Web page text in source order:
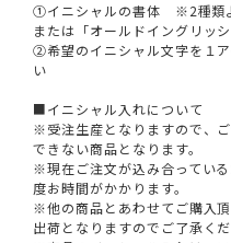
①イニシャルの書体 ※2種類よ
または「オールドイングリッシ
②希望のイニシャル文字を１
い
■イニシャル入れについて
※受注生産となりますので、
できない商品となります。
※現在ご注文が込み合ってい
度お時間がかかります。
※他の商品とあわせてご購入
出荷となりますのでご了承くだ